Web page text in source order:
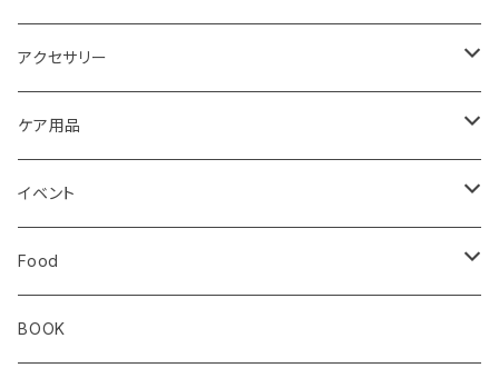
レディス
ジム トレーニング
Milestone
Altra
ibex
ULTIMATE DIRECTION
Drymax
Hiker Trash
OS1st
extremities
STRIDE
Ultimate Direction
Teton Bros.
RawLow Mountain Works
Okara
Rab
アクセサリー
Halo Commodity
Extremities
Km4k
Coros
ケア用品
ROD
Correct Toes
Aggressive Design
イベント
Zero Limits in Niseko
Food
The Small Twist
BOOK